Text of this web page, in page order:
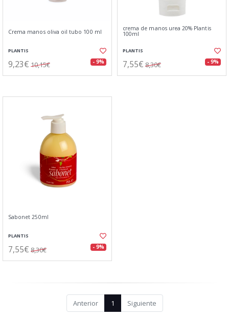
Crema manos oliva oil tubo 100 ml
PLANTIS
9,23€ 10,15€ - 9%
crema de manos urea 20% Plantis
100ml
PLANTIS
7,55€ 8,30€ - 9%
Sabonet 250ml
PLANTIS
7,55€ 8,30€ - 9%
Anterior 1 Siguiente